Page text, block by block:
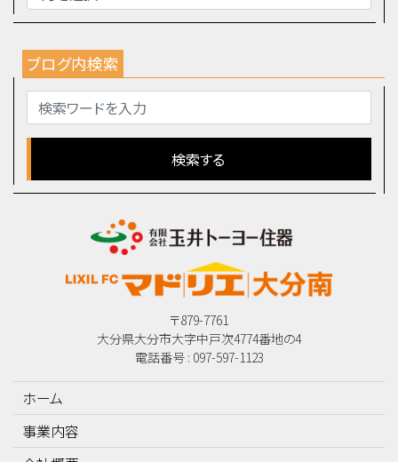
ブログ内検索
〒879-7761
大分県大分市大字中戸次4774番地の4
電話番号 : 097-597-1123
ホーム
事業内容